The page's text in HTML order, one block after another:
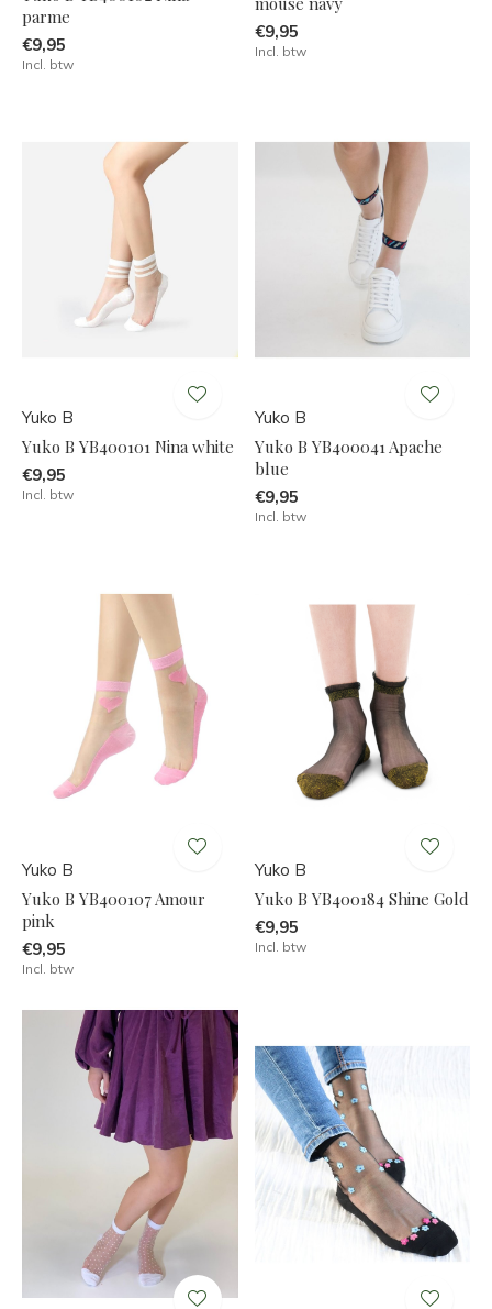
parme
€9,95
Incl. btw
€9,95
Incl. btw
Yuko B
Yuko B YB400101 Nina white
€9,95
Incl. btw
Yuko B
Yuko B YB400041 Apache
blue
€9,95
Incl. btw
Yuko B
Yuko B YB400107 Amour
pink
€9,95
Incl. btw
Yuko B
Yuko B YB400184 Shine Gold
€9,95
Incl. btw